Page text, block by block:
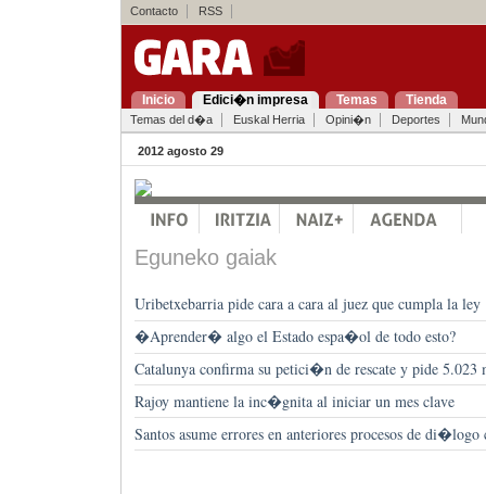
Contacto RSS
Inicio Edici�n impresa Temas Tienda
Temas del d�a Euskal Herria Opini�n Deportes
2012 agosto 29
Eguneko gaiak
Uribetxebarria pide cara a cara al juez que cumpla la ley
�Aprender� algo el Estado espa�ol de todo esto?
Catalunya confirma su petici�n de rescate y pide 5.023
Rajoy mantiene la inc�gnita al iniciar un mes clave
Santos asume errores en anteriores procesos de di�logo